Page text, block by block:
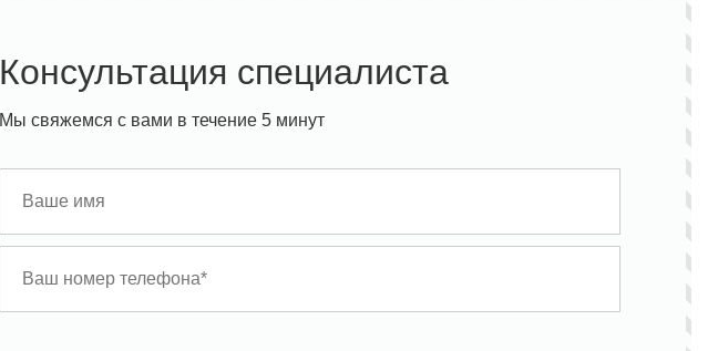
Консультация специалиста
Мы свяжемся с вами в течение 5 минут